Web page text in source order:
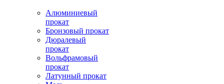
Алюминиевый
прокат
Бронзовый прокат
Дюралевый
прокат
Вольфрамовый
прокат
Латунный прокат